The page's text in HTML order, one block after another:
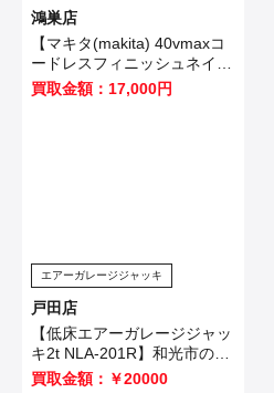
鴻巣店
【マキタ(makita) 40vmaxコ
ードレスフィニッシュネイラ
FN001GZ】を鴻巣市のお客
様から買取させていただきま
買取金額：17,000円
エアーガレージジャッキ
戸田店
【低床エアーガレージジャッ
キ2t NLA-201R】和光市のお
客様から買取させて頂きまし
買取金額：￥20000